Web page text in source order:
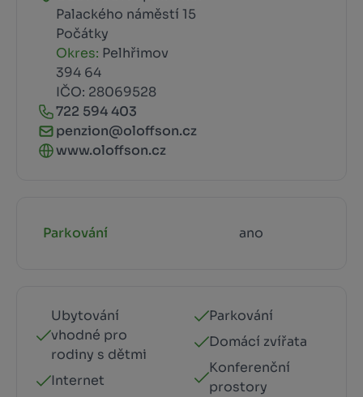
Palackého náměstí 15
Počátky
Okres: Pelhřimov
394 64
IČO: 28069528
722 594 403
penzion@oloffson.cz
www.oloffson.cz
Parkování ano
Ubytování
vhodné pro
rodiny s dětmi
Internet
Parkování
Domácí zvířata
Konferenční
prostory